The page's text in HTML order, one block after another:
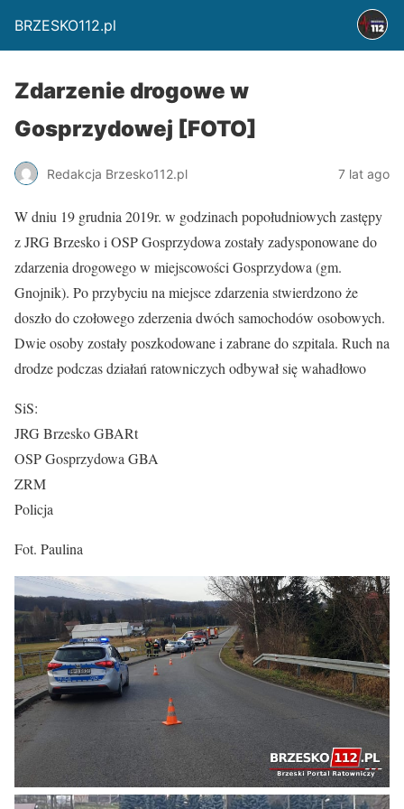
BRZESKO112.pl
Zdarzenie drogowe w
Gosprzydowej [FOTO]
Redakcja Brzesko112.pl 7 lat ago
W dniu 19 grudnia 2019r. w godzinach popołudniowych zastępy
z JRG Brzesko i OSP Gosprzydowa zostały zadysponowane do
zdarzenia drogowego w miejscowości Gosprzydowa (gm.
Gnojnik). Po przybyciu na miejsce zdarzenia stwierdzono że
doszło do czołowego zderzenia dwóch samochodów osobowych.
Dwie osoby zostały poszkodowane i zabrane do szpitala. Ruch na
drodze podczas działań ratowniczych odbywał się wahadłowo
SiS:
JRG Brzesko GBARt
OSP Gosprzydowa GBA
ZRM
Policja
Fot. Paulina